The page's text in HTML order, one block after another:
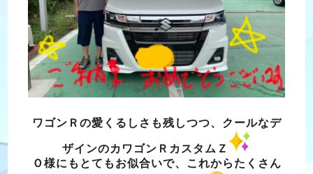
ワゴンＲの愛くるしさも残しつつ、クールなデ
ザインのカワゴンＲカスタムＺ
Ｏ様にもとてもお似合いで、これからたくさん